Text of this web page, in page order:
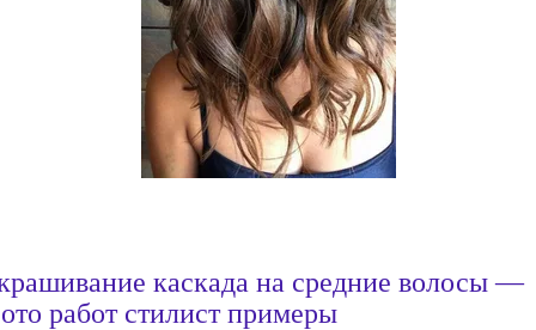
каскада на средние волосы —
работ стилист примеры